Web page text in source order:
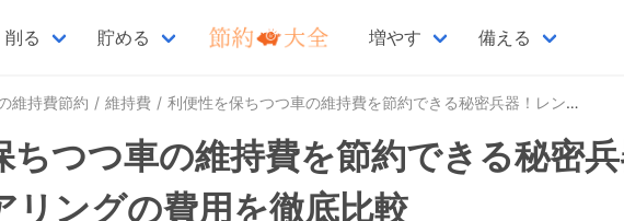
削る 貯める 増やす 備える
維持費節約 維持費 利便性を保ちつつ車の維持費を節約できる秘密兵器！レンタカーとカーシェアリングの費用を徹底比較
ちつつ車の維持費を節約できる秘密
リングの費用を徹底比較